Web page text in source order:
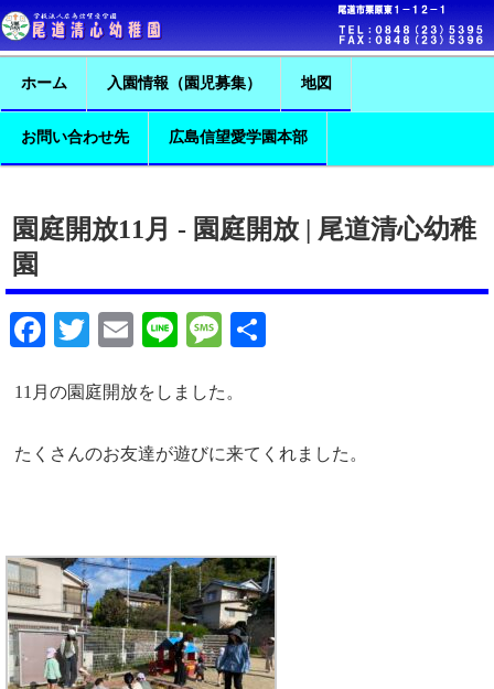
ホーム 入園情報（園児募集） 地図
お問い合わせ先 広島信望愛学園本部
園庭開放11月 - 園庭開放 | 尾道清心幼稚
園
Facebook
Twitter
EmailLineMessage
11月の園庭開放をしました。
たくさんのお友達が遊びに来てくれました。